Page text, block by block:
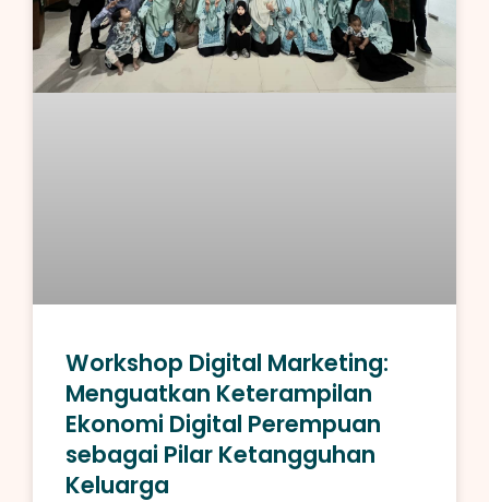
Workshop Digital Marketing:
Menguatkan Keterampilan
Ekonomi Digital Perempuan
sebagai Pilar Ketangguhan
Keluarga